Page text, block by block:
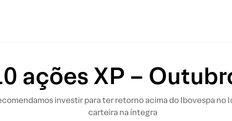
ações XP –
investir para ter retorno acima do Ibovespa no
carteira na íntegra